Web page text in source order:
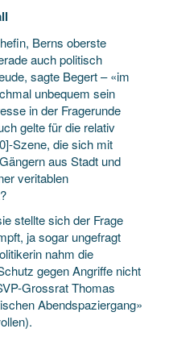
Berns oberste
auch politisch
sagte Begert – «im
unbequem sein
in der Fragerunde
gelte für die relativ
Szene, die sich mit
aus Stadt und
veritablen
stellte sich der Frage
ja sogar ungefragt
nahm die
gegen Angriffe nicht
Grossrat Thomas
Abendspaziergang»